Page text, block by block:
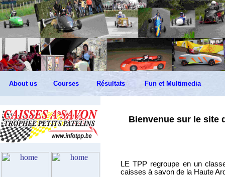
About us Courses Résultats Fun et Multimedia
Bienvenue sur le site
LE TPP regroupe en un
caisses à savon de la Haute